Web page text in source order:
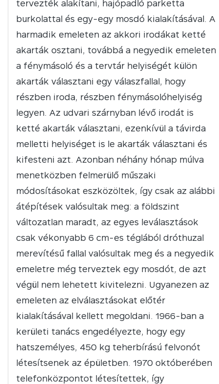
tervezték alakítani, hajópadló parketta
burkolattal és egy-egy mosdó kialakításával. A
harmadik emeleten az akkori irodákat ketté
akarták osztani, továbbá a negyedik emeleten
a fénymásoló és a tervtár helyiségét külön
akarták választani egy válaszfallal, hogy
részben iroda, részben fénymásolóhelyiség
legyen. Az udvari szárnyban lévő irodát is
ketté akarták választani, ezenkívül a távirda
melletti helyiséget is le akarták választani és
kifesteni azt. Azonban néhány hónap múlva
menetközben felmerülő műszaki
módosításokat eszközöltek, így csak az alábbi
átépítések valósultak meg: a földszint
változatlan maradt, az egyes leválasztások
csak vékonyabb 6 cm-es téglából dróthuzal
merevítésű fallal valósultak meg és a negyedik
emeletre még terveztek egy mosdót, de azt
végül nem lehetett kivitelezni. Ugyanezen az
emeleten az elválasztásokat előtér
kialakításával kellett megoldani. 1966-ban a
kerületi tanács engedélyezte, hogy egy
hatszemélyes, 450 kg teherbírású felvonót
létesítsenek az épületben. 1970 októberében
telefonközpontot létesítettek, így